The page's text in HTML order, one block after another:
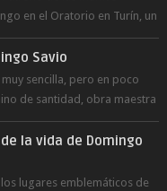
en el Oratorio en Turín, un
Savio
sencilla, pero en poco
de santidad, obra maestra
la vida de Domingo
lugares emblemáticos de